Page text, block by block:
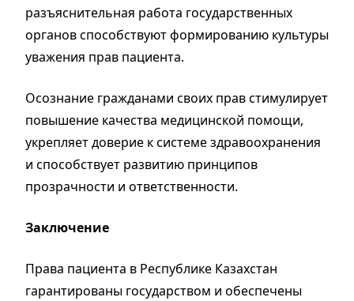
разъяснительная работа государственных
органов способствуют формированию культуры
уважения прав пациента.
Осознание гражданами своих прав стимулирует
повышение качества медицинской помощи,
укрепляет доверие к системе здравоохранения
и способствует развитию принципов
прозрачности и ответственности.
Заключение
Права пациента в Республике Казахстан
гарантированы государством и обеспечены